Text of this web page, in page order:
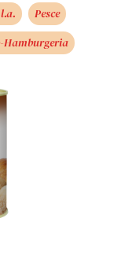
Pesce
Hamburgeria